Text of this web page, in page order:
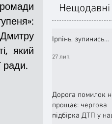
який
ради.
Ірпінь, зупинись…
27 лип.
Дорога помилок
прощає: чергова
підбірка ДТП у